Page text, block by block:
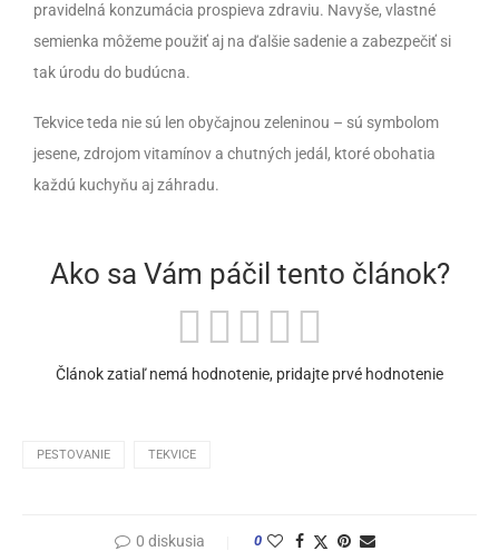
pravidelná konzumácia prospieva zdraviu. Navyše, vlastné
semienka môžeme použiť aj na ďalšie sadenie a zabezpečiť si
tak úrodu do budúcna.
Tekvice teda nie sú len obyčajnou zeleninou – sú symbolom
jesene, zdrojom vitamínov a chutných jedál, ktoré obohatia
každú kuchyňu aj záhradu.
Ako sa Vám páčil tento článok?
Článok zatiaľ nemá hodnotenie, pridajte prvé hodnotenie
PESTOVANIE TEKVICE
0 diskusia 0